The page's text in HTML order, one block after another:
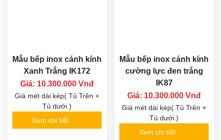
Mẫu bếp inox cánh kính
Xanh Trắng IK172
Giá: 10.300.000 Vnđ
Giá mét dài kép( Tủ Trên +
Tủ dưới )
Xem chi tiết
Mẫu bếp inox cánh kính
cường lực đen trắng
IK87
Giá: 10.300.000 Vnđ
Giá mét dài kép( Tủ Trên +
Tủ dưới )
Xem chi tiết